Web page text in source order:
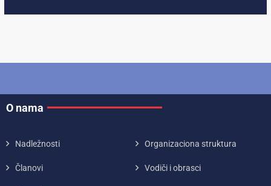
O nama
Nadležnosti Organizaciona struktura
Članovi Vodiči i obrasci